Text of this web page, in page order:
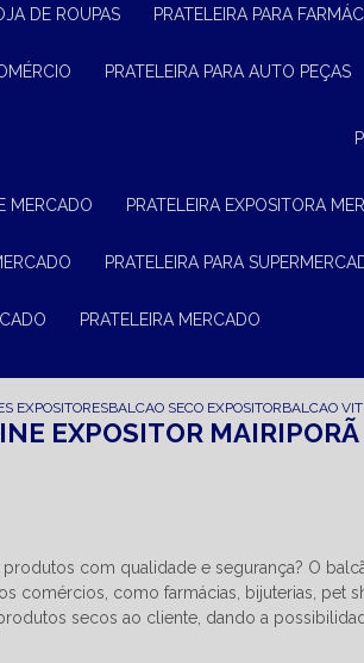
DE ROUPAS PRATELEIRA PARA
PRATELEIRA PARA AUTO PEÇAS
MERCADO PRATELEIRA EXPOSITORA
PRATELEIRA PARA
PRATELEIRA MERCADO
EXPOSITORESBALCAO SECO EXPOSITORBALCAO
EXPOSITOR MAIRIPORÃ
com qualidade e segurança? O
comércios, como farmácias, bijuterias, pet
secos ao cliente, dando a